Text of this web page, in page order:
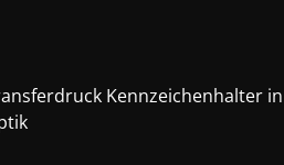
Kennzeichenhalter in